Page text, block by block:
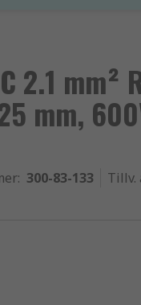
2.1 mm²
mm,
: 300-83-133 Tillv.